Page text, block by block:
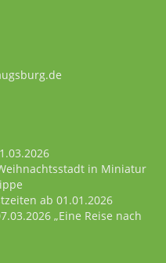
in Miniatur
ab 01.01.2026
„Eine Reise nach